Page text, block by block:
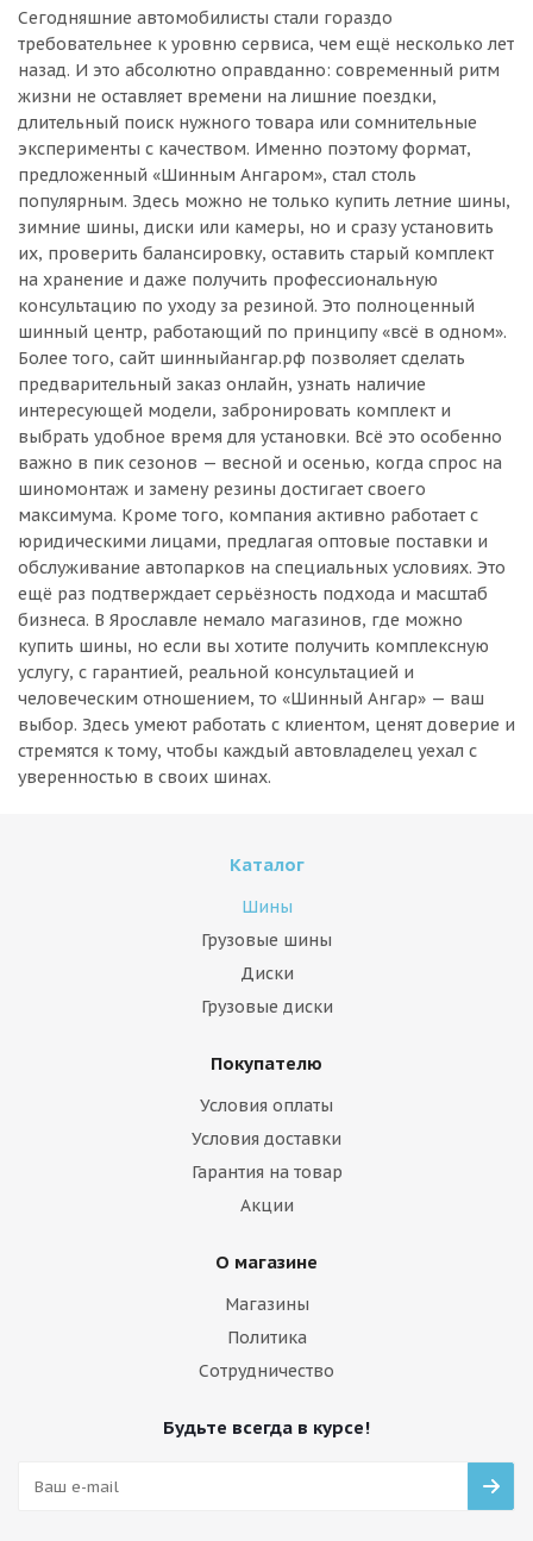
Сегодняшние автомобилисты стали гораздо
требовательнее к уровню сервиса, чем ещё несколько лет
назад. И это абсолютно оправданно: современный ритм
жизни не оставляет времени на лишние поездки,
длительный поиск нужного товара или сомнительные
эксперименты с качеством. Именно поэтому формат,
предложенный «Шинным Ангаром», стал столь
популярным. Здесь можно не только купить летние шины,
зимние шины, диски или камеры, но и сразу установить
их, проверить балансировку, оставить старый комплект
на хранение и даже получить профессиональную
консультацию по уходу за резиной. Это полноценный
шинный центр, работающий по принципу «всё в одном».
Более того, сайт шинныйангар.рф позволяет сделать
предварительный заказ онлайн, узнать наличие
интересующей модели, забронировать комплект и
выбрать удобное время для установки. Всё это особенно
важно в пик сезонов — весной и осенью, когда спрос на
шиномонтаж и замену резины достигает своего
максимума. Кроме того, компания активно работает с
юридическими лицами, предлагая оптовые поставки и
обслуживание автопарков на специальных условиях. Это
ещё раз подтверждает серьёзность подхода и масштаб
бизнеса. В Ярославле немало магазинов, где можно
купить шины, но если вы хотите получить комплексную
услугу, с гарантией, реальной консультацией и
человеческим отношением, то «Шинный Ангар» — ваш
выбор. Здесь умеют работать с клиентом, ценят доверие и
стремятся к тому, чтобы каждый автовладелец уехал с
уверенностью в своих шинах.
Каталог
Шины
Грузовые шины
Диски
Грузовые диски
Покупателю
Условия оплаты
Условия доставки
Гарантия на товар
Акции
О магазине
Магазины
Политика
Сотрудничество
Будьте всегда в курсе!